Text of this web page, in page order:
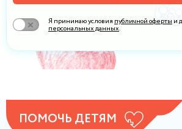
Я принимаю условия публичной оферты и
персональных данных.
ПОМОЧЬ ДЕТЯМ